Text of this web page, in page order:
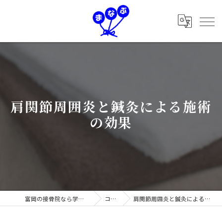
肩関節周囲炎と鍼灸による施術
の効果
富岡の接骨院なら学鍼灸接骨院 コラム 肩関節周囲炎と鍼灸による施術の効果